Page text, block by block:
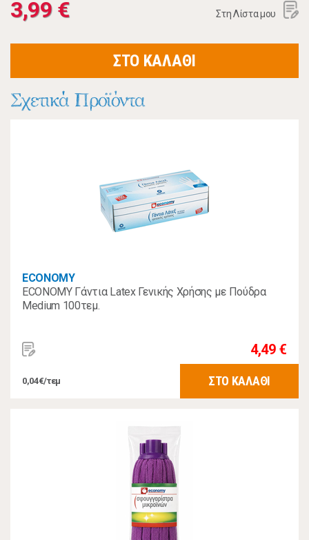
3,99 € Στη Λίστα μου
ΣΤΟ ΚΑΛΑΘΙ
Σχετικά Προϊόντα
ECONOMY
ECONOMY Γάντια Latex Γενικής Χρήσης με Πούδρα
Medium 100τεμ.
4,49 €
0,04€/τεμ ΣΤΟ ΚΑΛΑΘΙ